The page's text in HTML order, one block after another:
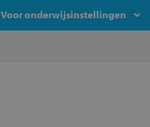
Voor onderwijsinstellingen